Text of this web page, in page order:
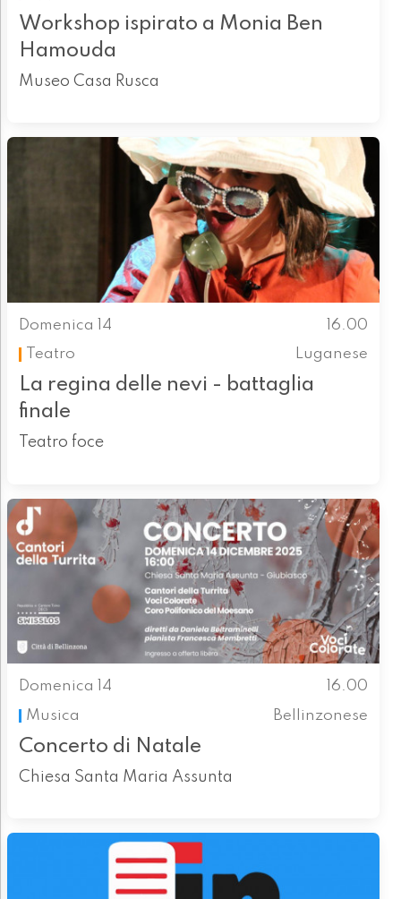
Workshop ispirato a Monia Ben
Hamouda
Museo Casa Rusca
Domenica 14
16.00
Teatro
Luganese
La regina delle nevi - battaglia
finale
Teatro foce
Domenica 14
16.00
Musica
Bellinzonese
Concerto di Natale
Chiesa Santa Maria Assunta